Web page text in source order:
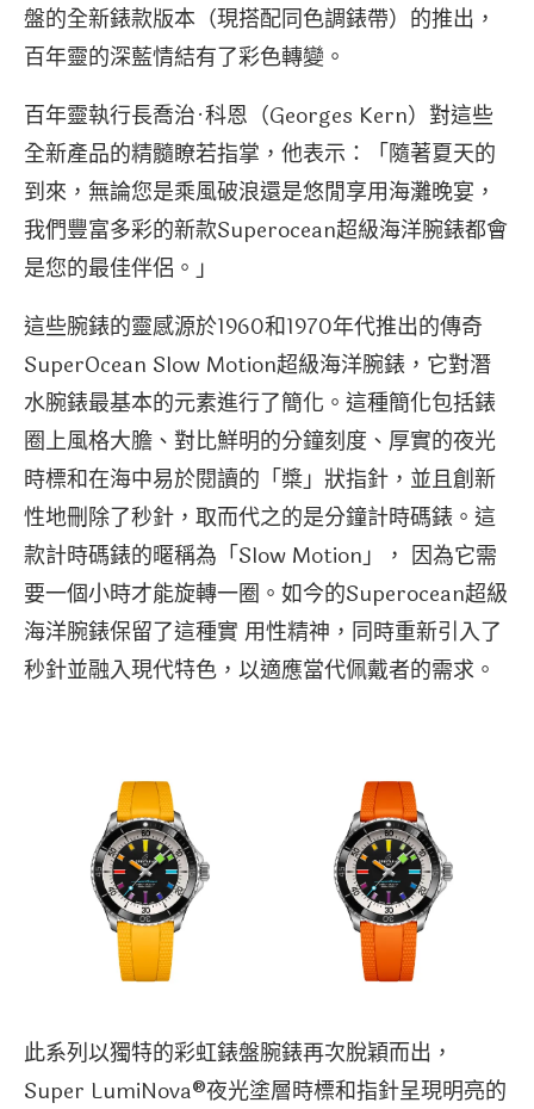
盤的全新錶款版本（現搭配同色調錶帶）的推出，
百年靈的深藍情結有了彩色轉變。
百年靈執行長喬治·科恩（Georges Kern）對這些
全新產品的精髓瞭若指掌，他表示：「隨著夏天的
到來，無論您是乘風破浪還是悠閒享用海灘晚宴，
我們豐富多彩的新款Superocean超級海洋腕錶都會
是您的最佳伴侶。」
這些腕錶的靈感源於1960和1970年代推出的傳奇
SuperOcean Slow Motion超級海洋腕錶，它對潛
水腕錶最基本的元素進行了簡化。這種簡化包括錶
圈上風格大膽、對比鮮明的分鐘刻度、厚實的夜光
時標和在海中易於閱讀的「槳」狀指針，並且創新
性地刪除了秒針，取而代之的是分鐘計時碼錶。這
款計時碼錶的暱稱為「Slow Motion」， 因為它需
要一個小時才能旋轉一圈。如今的Superocean超級
海洋腕錶保留了這種實 用性精神，同時重新引入了
秒針並融入現代特色，以適應當代佩戴者的需求。
此系列以獨特的彩虹錶盤腕錶再次脫穎而出，
Super LumiNova®夜光塗層時標和指針呈現明亮的